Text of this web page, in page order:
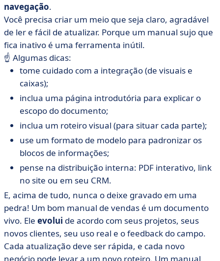
navegação.
Você precisa criar um meio que seja claro, agradável
de ler e fácil de atualizar. Porque um manual sujo que
fica inativo é uma ferramenta inútil.
☝️ Algumas dicas:
tome cuidado com a integração (de visuais e
caixas);
inclua uma página introdutória para explicar o
escopo do documento;
inclua um roteiro visual (para situar cada parte);
use um formato de modelo para padronizar os
blocos de informações;
pense na distribuição interna: PDF interativo, link
no site ou em seu CRM.
E, acima de tudo, nunca o deixe gravado em uma
pedra! Um bom manual de vendas é um documento
vivo. Ele evolui de acordo com seus projetos, seus
novos clientes, seu uso real e o feedback do campo.
Cada atualização deve ser rápida, e cada novo